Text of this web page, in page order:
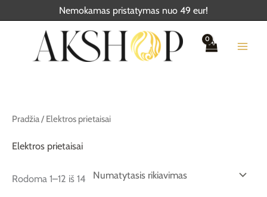
Nemokamas pristatymas nuo 49 eur!
Pradžia/ Elektros prietaisai
Elektros prietaisai
Rodoma 1–12 iš 14